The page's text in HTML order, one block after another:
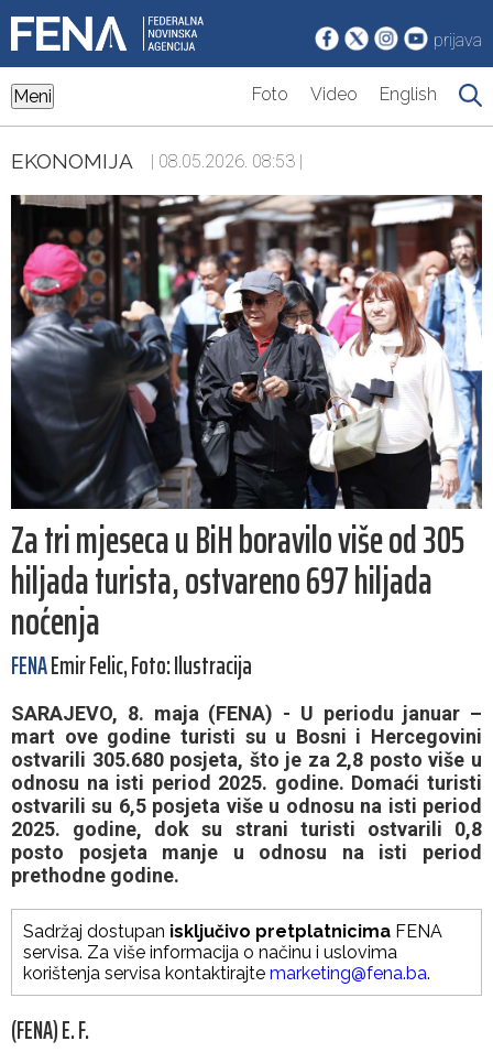
prijava
Meni Foto Video English
EKONOMIJA | 08.05.2026. 08:53 |
Za tri mjeseca u BiH boravilo više od 305
hiljada turista, ostvareno 697 hiljada
noćenja
FENAEmir Felic, Foto: Ilustracija
SARAJEVO, 8. maja (FENA) - U periodu januar –
mart ove godine turisti su u Bosni i Hercegovini
ostvarili 305.680 posjeta, što je za 2,8 posto više u
odnosu na isti period 2025. godine. Domaći turisti
ostvarili su 6,5 posjeta više u odnosu na isti period
2025. godine, dok su strani turisti ostvarili 0,8
posto posjeta manje u odnosu na isti period
prethodne godine.
Sadržaj dostupan isključivo pretplatnicima FENA
servisa. Za više informacija o načinu i uslovima
korištenja servisa kontaktirajte marketing@fena.ba.
(FENA) E. F.